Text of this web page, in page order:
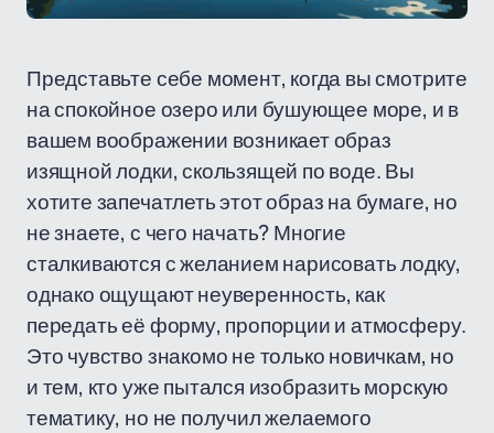
Представьте себе момент, когда вы смотрите
на спокойное озеро или бушующее море, и в
вашем воображении возникает образ
изящной лодки, скользящей по воде. Вы
хотите запечатлеть этот образ на бумаге, но
не знаете, с чего начать? Многие
сталкиваются с желанием нарисовать лодку,
однако ощущают неуверенность, как
передать её форму, пропорции и атмосферу.
Это чувство знакомо не только новичкам, но
и тем, кто уже пытался изобразить морскую
тематику, но не получил желаемого